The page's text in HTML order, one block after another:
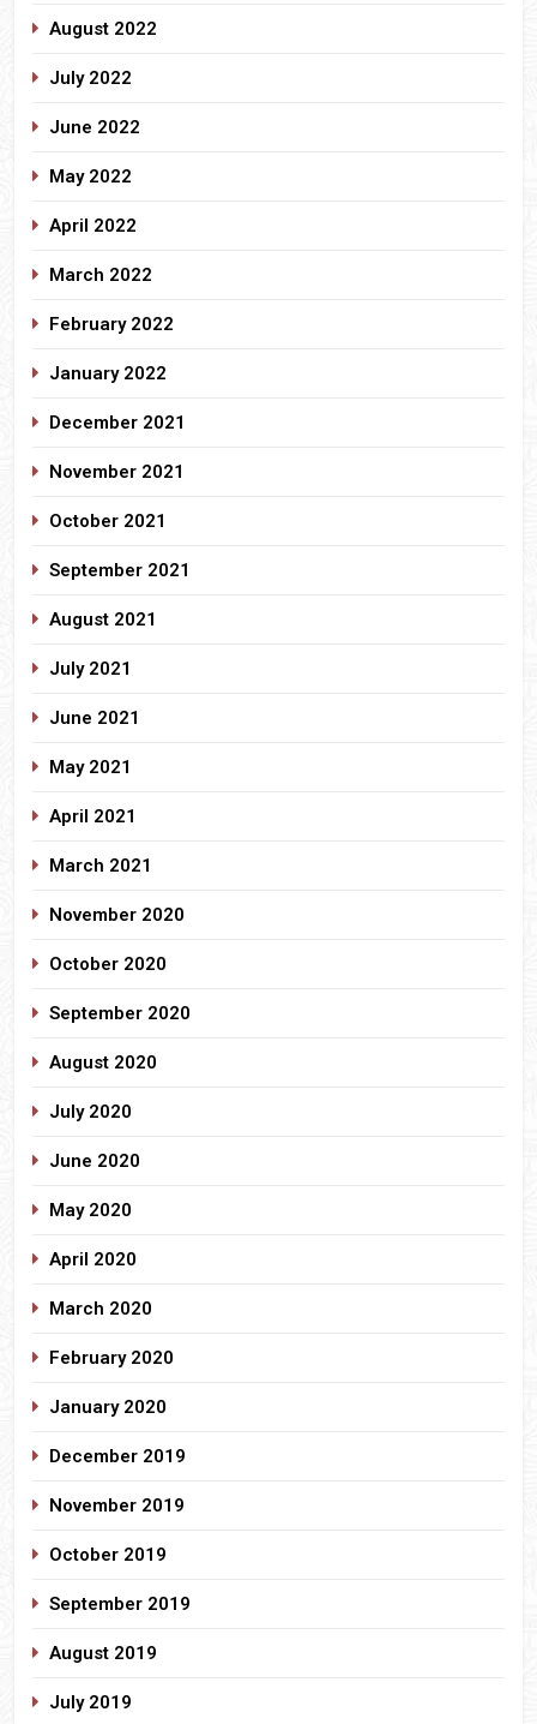
August 2022
July 2022
June 2022
May 2022
April 2022
March 2022
February 2022
January 2022
December 2021
November 2021
October 2021
September 2021
August 2021
July 2021
June 2021
May 2021
April 2021
March 2021
November 2020
October 2020
September 2020
August 2020
July 2020
June 2020
May 2020
April 2020
March 2020
February 2020
January 2020
December 2019
November 2019
October 2019
September 2019
August 2019
July 2019